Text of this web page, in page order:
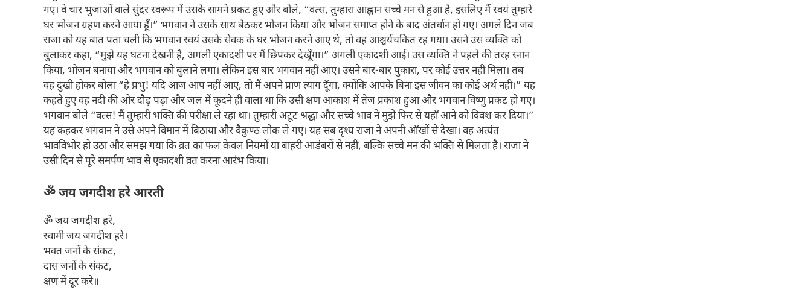
गए। वे चार भुजाओं वाले सुंदर स्वरूप में उसके सामने प्रकट हुए और बोले, “वत्स, तुम्हारा आह्वान सच्चे मन से हुआ है, इसलिए मैं स्वयं तुम्हारे
घर भोजन ग्रहण करने आया हूँ।” भगवान ने उसके साथ बैठकर भोजन किया और भोजन समाप्त होने के बाद अंतर्धान हो गए। अगले दिन जब
राजा को यह बात पता चली कि भगवान स्वयं उसके सेवक के घर भोजन करने आए थे, तो वह आश्चर्यचकित रह गया। उसने उस व्यक्ति को
बुलाकर कहा, “मुझे यह घटना देखनी है, अगली एकादशी पर मैं छिपकर देखूँगा।” अगली एकादशी आई। उस व्यक्ति ने पहले की तरह स्नान
किया, भोजन बनाया और भगवान को बुलाने लगा। लेकिन इस बार भगवान नहीं आए। उसने बार-बार पुकारा, पर कोई उत्तर नहीं मिला। तब
वह दुखी होकर बोला “हे प्रभु! यदि आज आप नहीं आए, तो मैं अपने प्राण त्याग दूँगा, क्योंकि आपके बिना इस जीवन का कोई अर्थ नहीं।” यह
कहते हुए वह नदी की ओर दौड़ पड़ा और जल में कूदने ही वाला था कि उसी क्षण आकाश में तेज प्रकाश हुआ और भगवान विष्णु प्रकट हो गए।
भगवान बोले “वत्स! मैं तुम्हारी भक्ति की परीक्षा ले रहा था। तुम्हारी अटूट श्रद्धा और सच्चे भाव ने मुझे फिर से यहाँ आने को विवश कर दिया।”
यह कहकर भगवान ने उसे अपने विमान में बिठाया और वैकुण्ठ लोक ले गए। यह सब दृश्य राजा ने अपनी आँखों से देखा। वह अत्यंत
भावविभोर हो उठा और समझ गया कि व्रत का फल केवल नियमों या बाहरी आडंबरों से नहीं, बल्कि सच्चे मन की भक्ति से मिलता है। राजा ने
उसी दिन से पूरे समर्पण भाव से एकादशी व्रत करना आरंभ किया।
ॐ जय जगदीश हरे आरती
ॐ जय जगदीश हरे,
स्वामी जय जगदीश हरे।
भक्त जनों के संकट,
दास जनों के संकट,
क्षण में दूर करे॥